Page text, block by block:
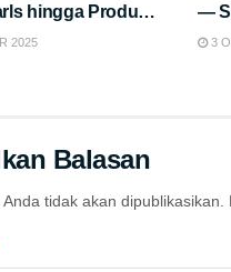
hingga Produk
Diluncurkan di
2025
—
3
Balasan
tidak akan dipublikasikan.